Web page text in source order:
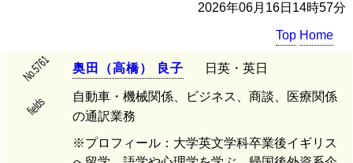
2026年06月16日14時57分
Top Home
No.5761 奥 田 （高橋） 良子 日英・英日
fields
自動車・機械関係、ビジネス、商談、医療関係
の通訳業務
※プロフィール：大学英文学科卒業後イギリス